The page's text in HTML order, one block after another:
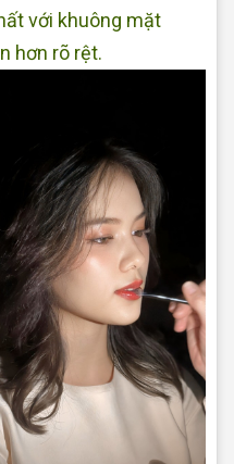
với khuông mặt
hơn rõ rệt.